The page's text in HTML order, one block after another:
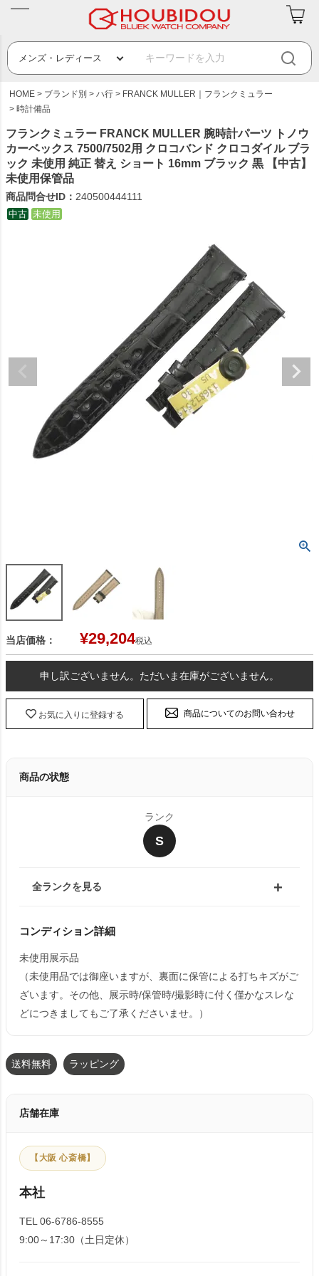
HOME ブランド別 ハ行
FRANCK MULLER｜フランクミュラー
時計備品
フランクミュラー FRANCK MULLER 腕時計パーツ トノウ
カーベックス 7500/7502用 クロコバンド クロコダイル ブラ
ック 未使用 純正 替え ショート 16mm ブラック 黒 【中古】
未使用保管品
商品問合せID： 240500444111
中古 未使用
当店価格： ¥29,204税込
申し訳ございません。ただいま在庫がございません。
お気に入りに登録する 商品についてのお問い合わせ
商品の状態
ランク
S
全ランクを見る
コンディション詳細
未使用展示品
（未使用品では御座いますが、裏面に保管による打ちキズがご
ざいます。その他、展示時/保管時/撮影時に付く僅かなスレな
どにつきましてもご了承くださいませ。）
送料無料 ラッピング
店舗在庫
【大阪 心斎橋】
本社
TEL 06-6786-8555
9:00～17:30（土日定休）